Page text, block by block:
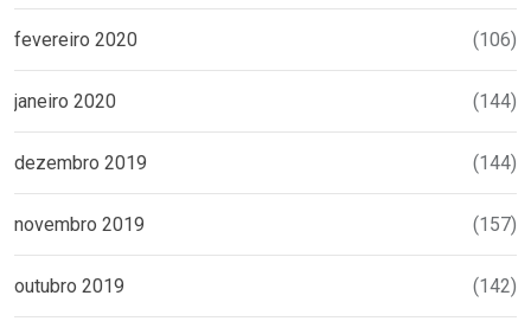
fevereiro 2020 (106)
janeiro 2020 (144)
dezembro 2019 (144)
novembro 2019 (157)
outubro 2019 (142)